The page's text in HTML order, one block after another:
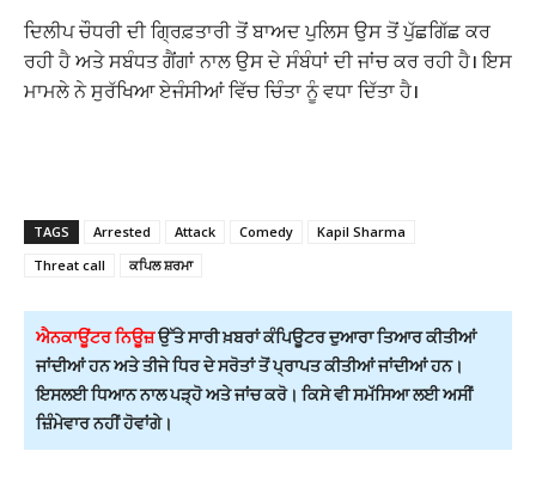
ਦਿਲੀਪ ਚੌਧਰੀ ਦੀ ਗ੍ਰਿਫ਼ਤਾਰੀ ਤੋਂ ਬਾਅਦ ਪੁਲਿਸ ਉਸ ਤੋਂ ਪੁੱਛਗਿੱਛ ਕਰ
ਰਹੀ ਹੈ ਅਤੇ ਸਬੰਧਤ ਗੈਂਗਾਂ ਨਾਲ ਉਸ ਦੇ ਸੰਬੰਧਾਂ ਦੀ ਜਾਂਚ ਕਰ ਰਹੀ ਹੈ। ਇਸ
ਮਾਮਲੇ ਨੇ ਸੁਰੱਖਿਆ ਏਜੰਸੀਆਂ ਵਿੱਚ ਚਿੰਤਾ ਨੂੰ ਵਧਾ ਦਿੱਤਾ ਹੈ।
TAGS Arrested Attack Comedy
Kapil Sharma
Threat call
ਕਪਿਲ ਸ਼ਰਮਾ
ਐਨਕਾਊਂਟਰ ਨਿਊਜ਼ਉੱਤੇ ਸਾਰੀ ਖ਼ਬਰਾਂ ਕੰਪਿਊਟਰ ਦੁਆਰਾ ਤਿਆਰ ਕੀਤੀਆਂ
ਜਾਂਦੀਆਂ ਹਨ ਅਤੇ ਤੀਜੇ ਧਿਰ ਦੇ ਸਰੋਤਾਂ ਤੋਂ ਪ੍ਰਾਪਤ ਕੀਤੀਆਂ ਜਾਂਦੀਆਂ ਹਨ।
ਇਸਲਈ ਧਿਆਨ ਨਾਲ ਪੜ੍ਹੋ ਅਤੇ ਜਾਂਚ ਕਰੋ। ਕਿਸੇ ਵੀ ਸਮੱਸਿਆ ਲਈ ਅਸੀਂ
ਜ਼ਿੰਮੇਵਾਰ ਨਹੀਂ ਹੋਵਾਂਗੇ।